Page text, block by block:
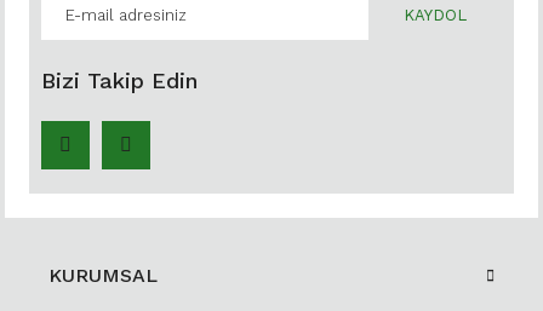
KAYDOL
Bizi Takip Edin
KURUMSAL